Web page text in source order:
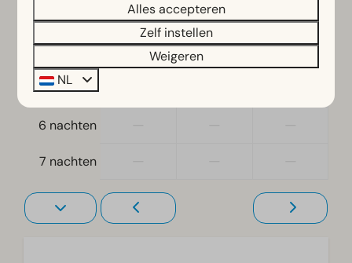
Slaapkamer(s) beneden: 2
Gelijkvloers
Woonkamer
3 nachten — — —
— — —
5 nachten
6 nachten
7 nachten
Alles accepteren
Zelf instellen
Weigeren
NL